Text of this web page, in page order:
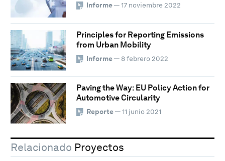
Informe— 17 noviembre 2022
Principles for Reporting Emissions
from Urban Mobility
Informe— 8 febrero 2022
Paving the Way: EU Policy Action for
Automotive Circularity
Reporte— 11 junio 2021
Relacionado Proyectos